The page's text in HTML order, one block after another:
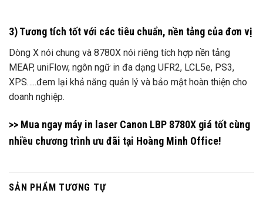
3) Tương tích tốt với các tiêu chuẩn, nền tảng của đơn vị
Dòng X nói chung và 8780X nói riêng tích hợp nền tảng
MEAP, uniFlow, ngôn ngữ in đa dạng UFR2, LCL5e, PS3,
XPS…..đem lại khả năng quản lý và bảo mật hoàn thiện cho
doanh nghiệp.
>> Mua ngay máy in laser Canon LBP 8780X giá tốt cùng
nhiều chương trình ưu đãi tại Hoàng Minh Office!
SẢN PHẨM TƯƠNG TỰ